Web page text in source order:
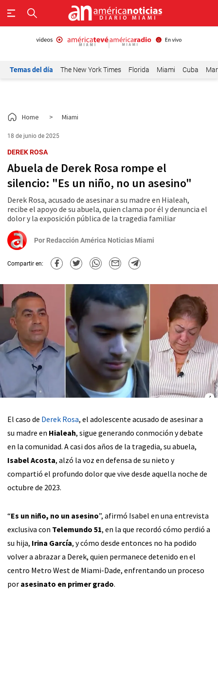
Temas del día The New York Times Florida Miami Cuba
Home > Miami
18 de junio de 2025
DEREK ROSA
Abuela de Derek Rosa rompe el
silencio: "Es un niño, no un asesino"
Derek Rosa, acusado de asesinar a su madre en Hialeah,
recibe el apoyo de su abuela, quien clama por él y denuncia el
dolor y la exposición pública de la tragedia familiar
Por Redacción América Noticias Miami
Compartir en:
El caso de Derek Rosa, el adolescente acusado de asesinar a
su madre en Hialeah, sigue generando conmoción y debate
en la comunidad. A casi dos años de la tragedia, su abuela,
Isabel Acosta, alzó la voz en defensa de su nieto y
compartió el profundo dolor que vive desde aquella noche de
octubre de 2023.
“Es un niño, no un asesino”, afirmó Isabel en una entrevista
exclusiva con Telemundo 51, en la que recordó cómo perdió a
su hija, Irina García, y cómo desde entonces no ha podido
volver a abrazar a Derek, quien permanece detenido en el
centro Metro West de Miami-Dade, enfrentando un proceso
por asesinato en primer grado.